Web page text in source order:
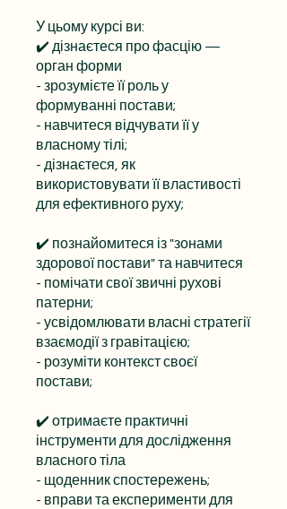
У цьому курсі ви:
✔️ дізнаєтеся про фасцію —
орган форми
- зрозумієте її роль у
формуванні постави;
- навчитеся відчувати її у
власному тілі;
- дізнаєтеся, як
використовувати її властивості
для ефективного руху;
✔️ познайомитеся із "зонами
здорової постави" та навчитеся
- помічати свої звичні рухові
патерни;
- усвідомлювати власні стратегії
взаємодії з гравітацією;
- розуміти контекст своєї
постави;
✔️ отримаєте практичні
інструменти для дослідження
власного тіла
- щоденник спостережень;
- вправи та експерименти для